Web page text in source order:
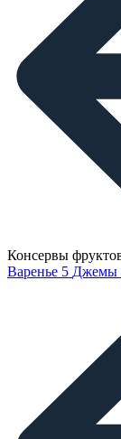
Консервы
Варенье 5 Джемы